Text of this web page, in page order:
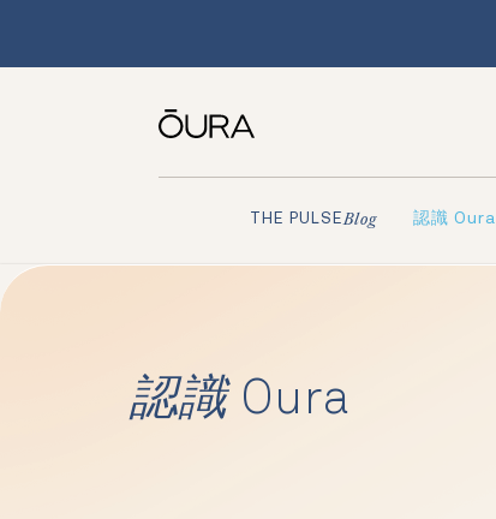
THE PULSEBlog 認識 Oura
認識Oura